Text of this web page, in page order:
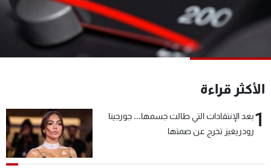
الأكثر قراءة
1بعد الإنتقادات التي طالت جسمها... جورجينا
رودريغيز تخرج عن صمتها
جدول البرامج
شاهد البرامج
الترددات
عن MTV
شروط الإسـتخدام